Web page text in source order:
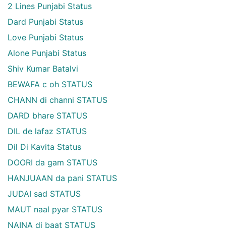
2 Lines Punjabi Status
Dard Punjabi Status
Love Punjabi Status
Alone Punjabi Status
Shiv Kumar Batalvi
BEWAFA c oh STATUS
CHANN di channi STATUS
DARD bhare STATUS
DIL de lafaz STATUS
Dil Di Kavita Status
DOORI da gam STATUS
HANJUAAN da pani STATUS
JUDAI sad STATUS
MAUT naal pyar STATUS
NAINA di baat STATUS